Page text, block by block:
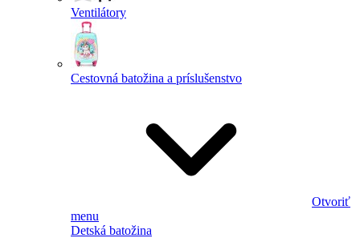
Ventilátory
Cestovná batožina a príslušenstvo
Otvoriť
menu
Detská batožina